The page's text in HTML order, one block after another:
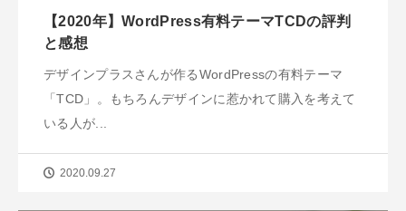
【2020年】WordPress有料テーマTCDの評判
と感想
デザインプラスさんが作るWordPressの有料テーマ
「TCD」。もちろんデザインに惹かれて購入を考えて
いる人が...
2020.09.27